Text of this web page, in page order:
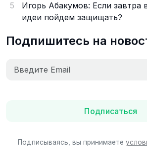
5
Игорь Абакумов: Если завтра
идеи пойдем защищать?
Подпишитесь на
Подписаться
Подписываясь, вы принимаете